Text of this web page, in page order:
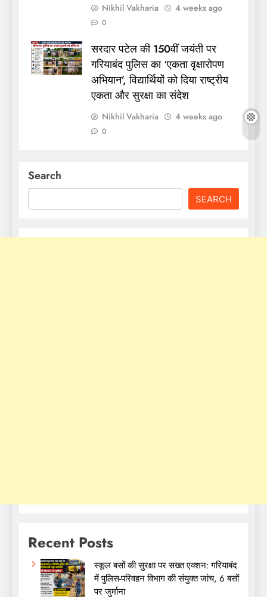
Nikhil Vakharia 4 weeks ago
0
सरदार पटेल की 150वीं जयंती पर
गरियाबंद पुलिस का ‘एकता वृक्षारोपण
अभियान’, विद्यार्थियों को दिया राष्ट्रीय
एकता और सुरक्षा का संदेश
Nikhil Vakharia 4 weeks ago
0
Search
SEARCH
Recent Posts
स्कूल बसों की सुरक्षा पर सख्त एक्शन: गरियाबंद
में पुलिस-परिवहन विभाग की संयुक्त जांच, 6 बसों
पर जुर्माना